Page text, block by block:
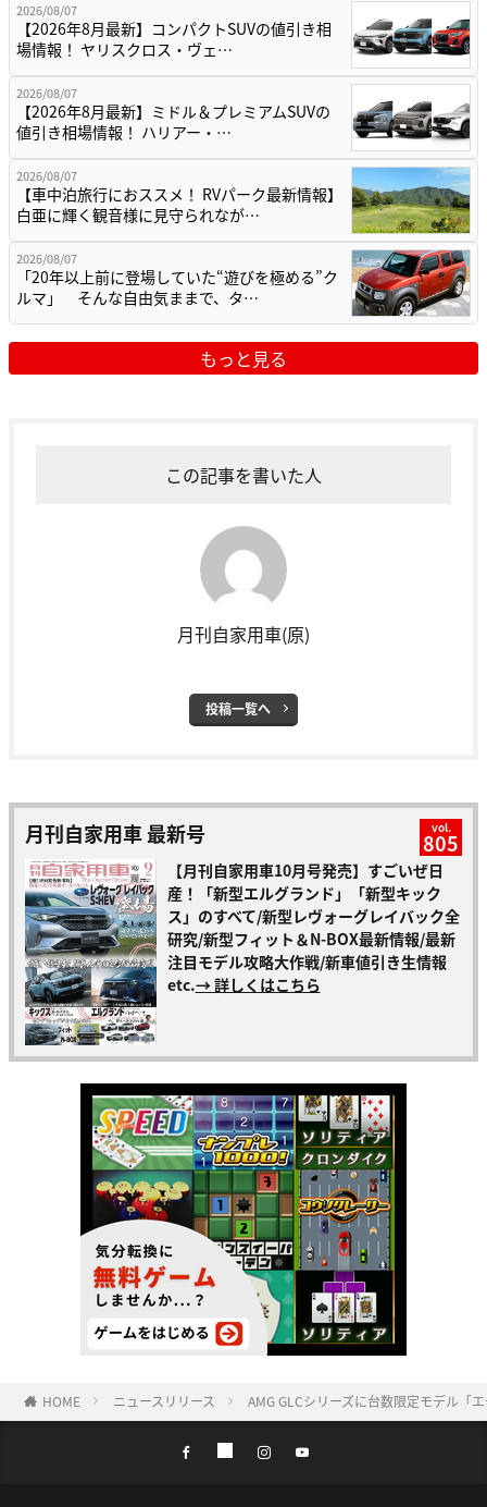
2026/08/07
【2026年8月最新】コンパクトSUVの値引き相
場情報！ ヤリスクロス・ヴェ…
2026/08/07
【2026年8月最新】ミドル＆プレミアムSUVの
値引き相場情報！ ハリアー・…
2026/08/07
【車中泊旅行におススメ！ RVパーク最新情報】
白亜に輝く観音様に見守られなが…
2026/08/07
「20年以上前に登場していた“遊びを極める”ク
ルマ」 そんな自由気ままで、タ…
もっと見る
この記事を書いた人
月刊自家用車(原)
投稿一覧へ
月刊自家用車 最新号 vol.
805
【月刊自家用車10月号発売】すごいぜ日
産！「新型エルグランド」「新型キック
ス」のすべて/新型レヴォーグレイバック全
研究/新型フィット＆N-BOX最新情報/最新
注目モデル攻略大作戦/新車値引き生情報
etc.→ 詳しくはこちら
HOME ニュースリリース AMG GLCシリーズに台数限定モデル「